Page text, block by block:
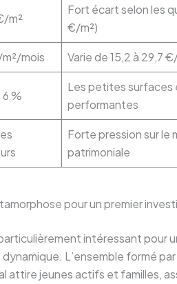
m²
Fort écart selon les
€/m²)
mois Varie de 15,2 à 29,7
6 %
Les petites surfaces
performantes
Forte pression sur le
patrimoniale
pour un premier
intéressant pour
L’ensemble formé
attire jeunes actifs et familles,